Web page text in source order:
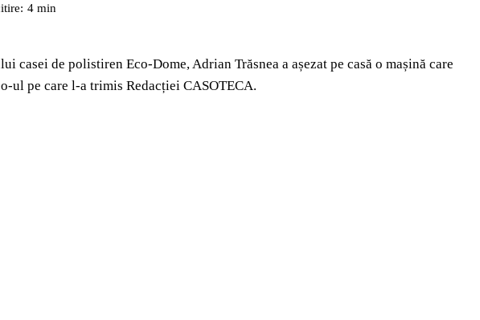
4 min
casei de polistiren Eco-Dome, Adrian Trăsnea a așezat pe casă o mașină care
ul pe care l-a trimis Redacției CASOTECA.